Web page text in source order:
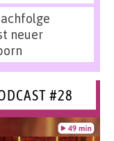
neuer
#28